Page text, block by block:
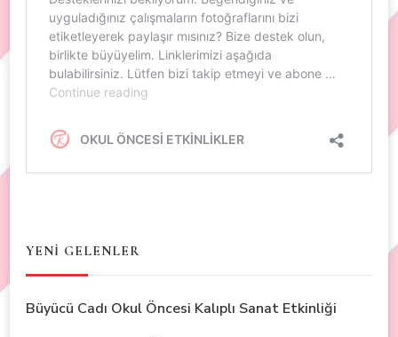
YENİ GELENLER
Büyücü Cadı Okul Öncesi Kalıplı Sanat Etkinliği